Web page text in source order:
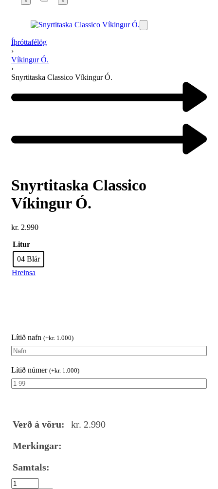
Íþróttafélög
›
Víkingur Ó.
›
Snyrtitaska Classico Víkingur Ó.
Snyrtitaska Classico
Víkingur Ó.
kr. 2.990
Litur
04 Blár
Hreinsa
Lítið nafn (+kr. 1.000)
Lítið númer (+kr. 1.000)
Verð á vöru: kr. 2.990
Merkingar:
Samtals: